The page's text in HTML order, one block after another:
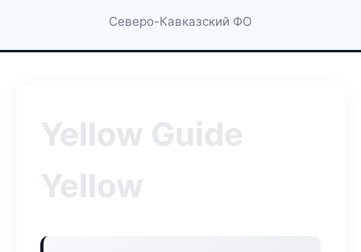
Северо-Кавказский ФО
Yellow Guide
Yellow